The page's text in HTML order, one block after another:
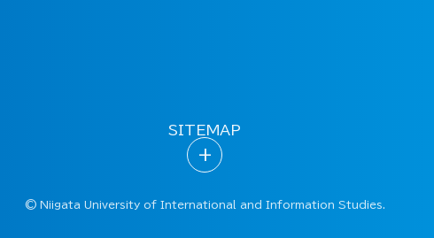
SITEMAP
+
©Niigata University of International and Information Studies.